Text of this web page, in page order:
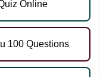
Online
100 Questions